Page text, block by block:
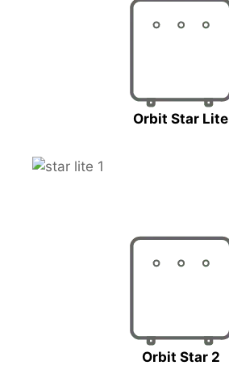
Orbit Star Lite
Orbit Star 2